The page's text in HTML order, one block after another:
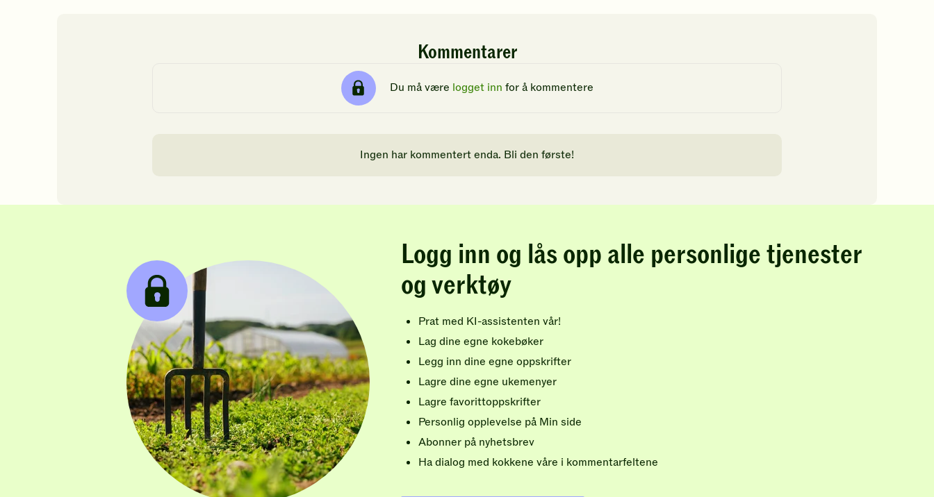
Kommentarer
Du må være logget inn for å kommentere
Ingen har kommentert enda. Bli den første!
Logg inn og lås opp alle personlige tjenester
og verktøy
Prat med KI-assistenten vår!
Lag dine egne kokebøker
Legg inn dine egne oppskrifter
Lagre dine egne ukemenyer
Lagre favorittoppskrifter
Personlig opplevelse på Min side
Abonner på nyhetsbrev
Ha dialog med kokkene våre i kommentarfeltene